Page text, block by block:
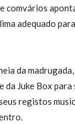
comvários
adequado
da madrug
da Juke Box
registos